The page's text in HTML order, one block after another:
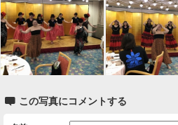
 この写真にコメントする